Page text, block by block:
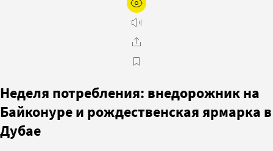
Неделя потребления: внедорожник на
Байконуре и рождественская ярмарка в
Дубае